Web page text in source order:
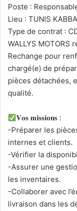
Poste :
Lieu : TUNIS
Type de contrat :
WALLYS MOTORS
Rechange pour
chargé(e) de
pièces détachées,
qualité.
𝐕𝐨𝐬 𝐦𝐢𝐬𝐬𝐢𝐨𝐧𝐬 :
-Préparer les
internes et clients.
-Vérifier la
-Assurer une
les inventaires.
-Collaborer avec
livraison dans les